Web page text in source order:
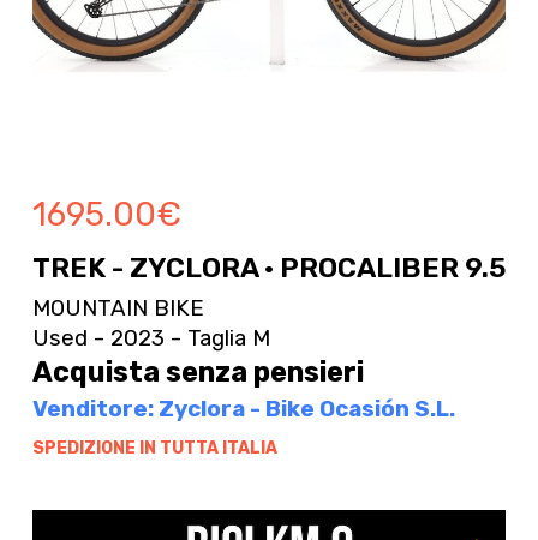
1695.00€
TREK - ZYCLORA · PROCALIBER 9.5
MOUNTAIN BIKE
Used - 2023 - Taglia M
Acquista senza pensieri
Venditore: Zyclora - Bike Ocasión S.L.
SPEDIZIONE IN TUTTA ITALIA